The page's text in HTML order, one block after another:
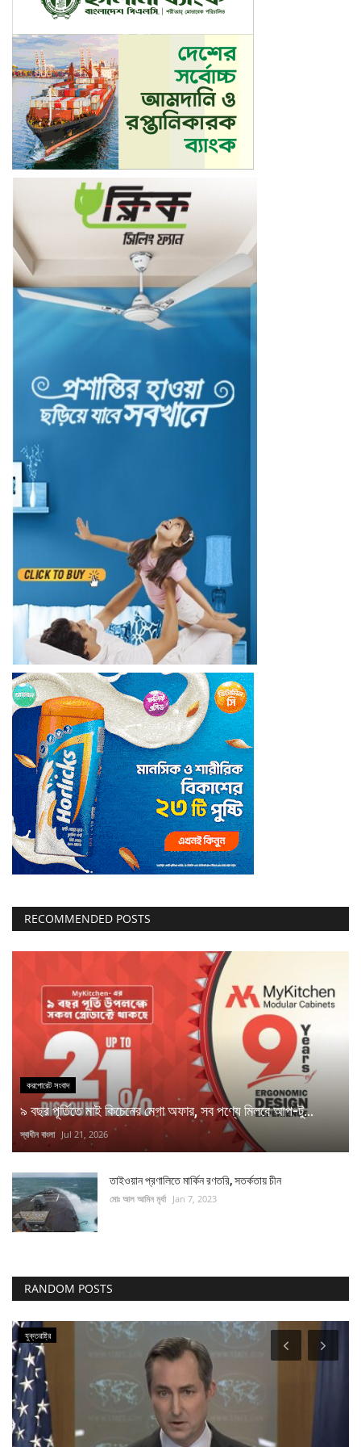
RECOMMENDED POSTS
করপোরেট সংবাদ
৯ বছর পূর্তিতে মাই কিচেনের মেগা অফার, সব পণ্যে মিলবে আপ-টু...
স্বাধীন বাংলা Jul 21, 2026
তাইওয়ান প্রণালিতে মার্কিন রণতরি, সতর্কতায় চীন
মোঃ আল আমিন মৃর্ধা Jan 7, 2023
RANDOM POSTS
যুক্তরাষ্ট্র